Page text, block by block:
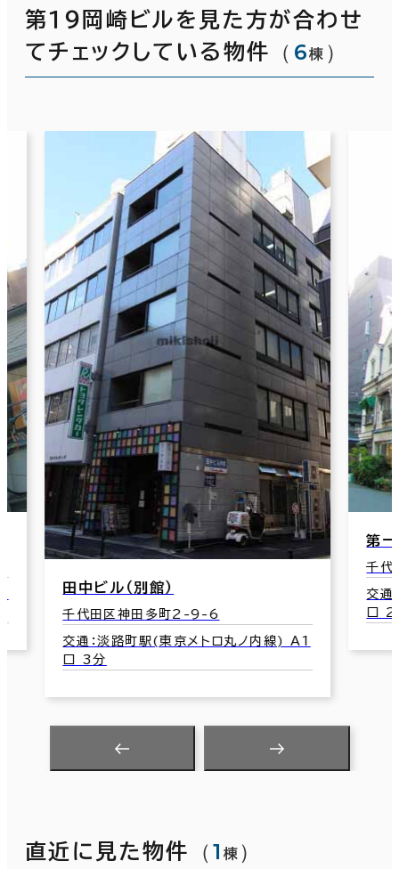
第１９岡崎ビルを見た方が合わせ
てチェックしている物件
（ 6棟 ）
第一ビル
交通：淡路町駅(東京メトロ丸ノ内線) A2
口 2分
三
千
交
3
直近に見た物件 （1 棟 ）